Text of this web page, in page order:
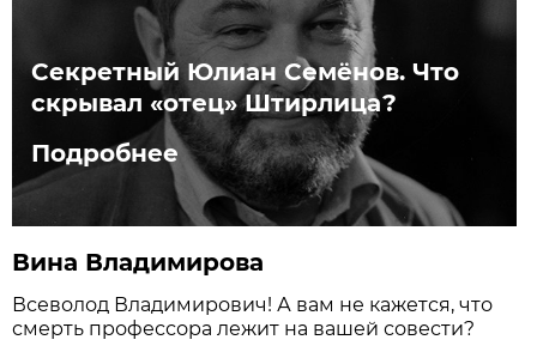
Секретный Юлиан Семёнов. Что
скрывал «отец» Штирлица?
Подробнее
Вина Владимирова
Всеволод Владимирович! А вам не кажется, что
смерть профессора лежит на вашей совести?